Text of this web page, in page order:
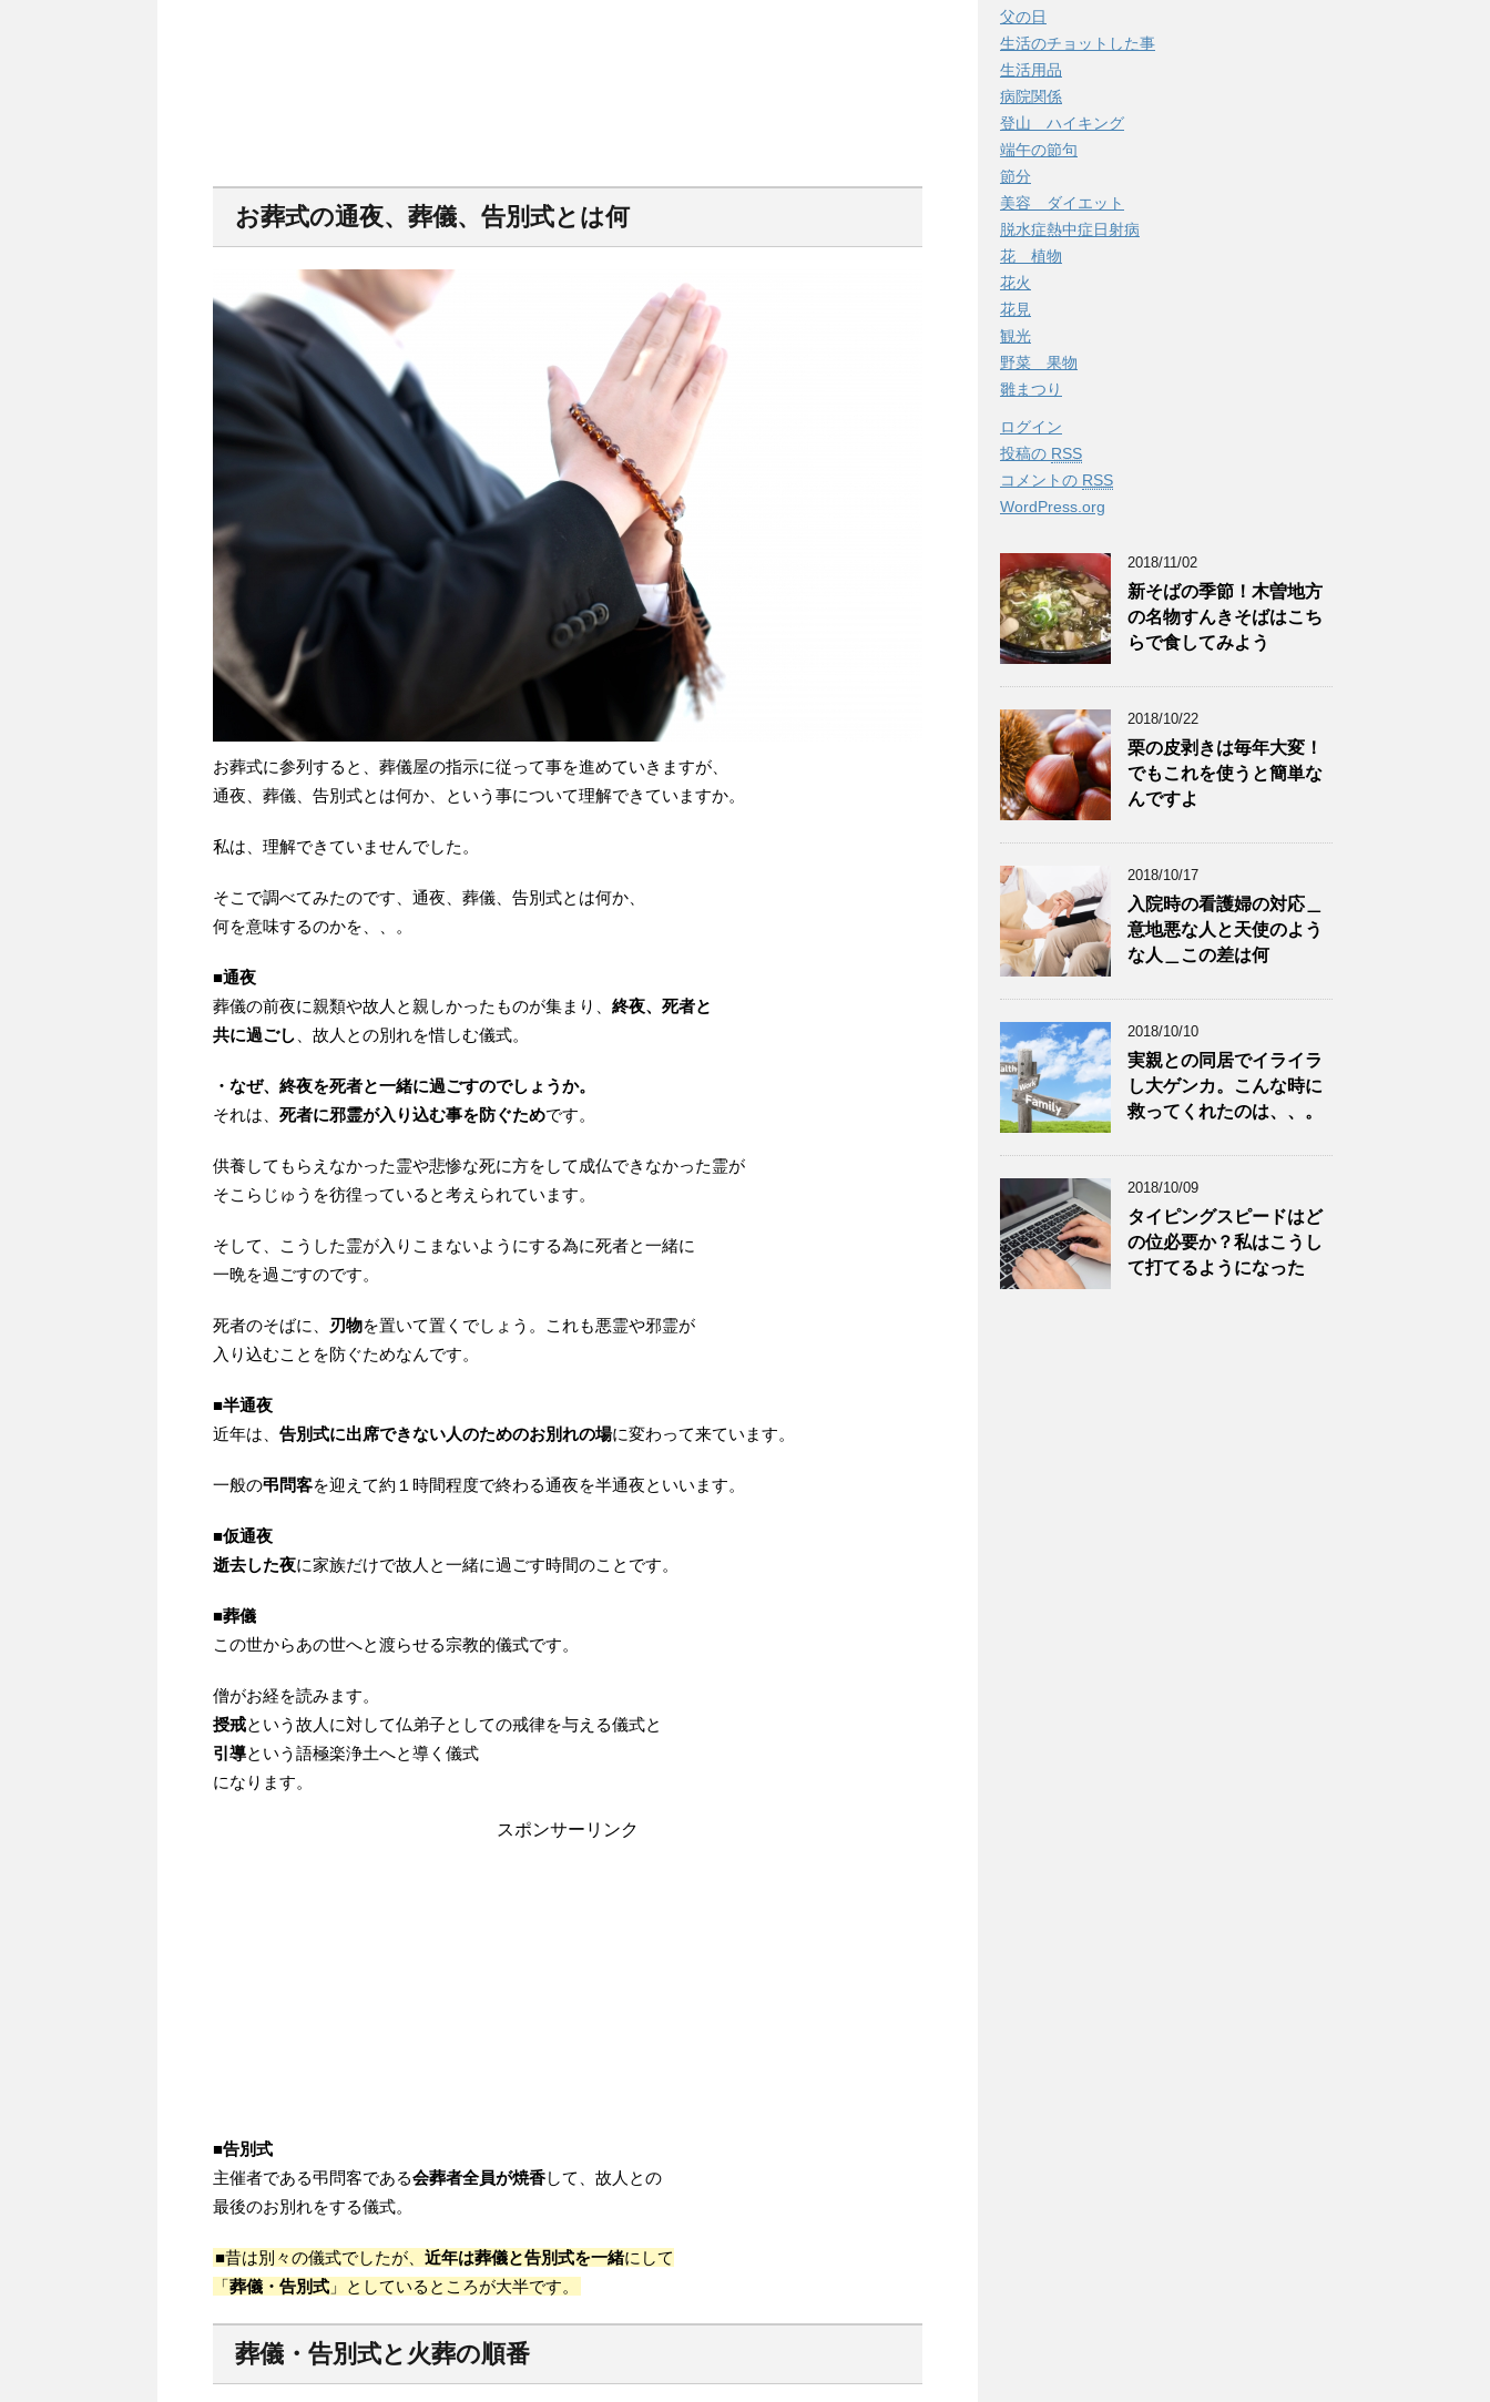
お葬式の通夜、葬儀、告別式とは何
お葬式に参列すると、葬儀屋の指示に従って事を進めていきますが、
通夜、葬儀、告別式とは何か、という事について理解できていますか。
私は、理解できていませんでした。
そこで調べてみたのです、通夜、葬儀、告別式とは何か、
何を意味するのかを、、。
■通夜
葬儀の前夜に親類や故人と親しかったものが集まり、 終夜、死者と
共に過ごし 、故人との別れを惜しむ儀式。
・なぜ、終夜を死者と一緒に過ごすのでしょうか。
それは、 死者に邪霊が入り込む事を防ぐためです。
供養してもらえなかった霊や悲惨な死に方をして成仏できなかった霊が
そこらじゅうを彷徨っていると考えられています。
そして、こうした霊が入りこまないようにする為に死者と一緒に
一晩を過ごすのです。
死者のそばに、 刃物を置いて置くでしょう。これも悪霊や邪霊が
入り込むことを防ぐためなんです。
■半通夜
近年は、 告別式に出席できない人のためのお別れの場に変わって来ています。
一般の弔問客を迎えて約１時間程度で終わる通夜を半通夜といいます。
■仮通夜
逝去した夜に家族だけで故人と一緒に過ごす時間のことです。
■葬儀
この世からあの世へと渡らせる宗教的儀式です。
僧がお経を読みます。
授戒という故人に対して仏弟子としての戒律を与える儀式と
引導という語極楽浄土へと導く儀式
になります。
スポンサーリンク
■告別式
主催者である弔問客である会葬者全員が焼香して、故人との
最後のお別れをする儀式。
■昔は別々の儀式でしたが、 近年は葬儀と告別式を一緒にして
「葬儀・告別式 」としているところが大半です。
葬儀・告別式と火葬の順番
父の日
生活のチョットした事
生活用品
病院関係
登山 ハイキング
端午の節句
節分
美容 ダイエット
脱水症熱中症日射病
花 植物
花火
花見
観光
野菜 果物
雛まつり
ログイン
投稿の RSS
コメントの RSS
WordPress.org
2018/11/02
新そばの季節！木曽地方
の名物すんきそばはこち
らで食してみよう
2018/10/22
栗の皮剥きは毎年大変！
でもこれを使うと簡単な
んですよ
2018/10/17
入院時の看護婦の対応＿
意地悪な人と天使のよう
な人＿この差は何
2018/10/10
実親との同居でイライラ
し大ゲンカ。こんな時に
救ってくれたのは、、。
2018/10/09
タイピングスピードはど
の位必要か？私はこうし
て打てるようになった